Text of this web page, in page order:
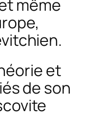
même
et
de son